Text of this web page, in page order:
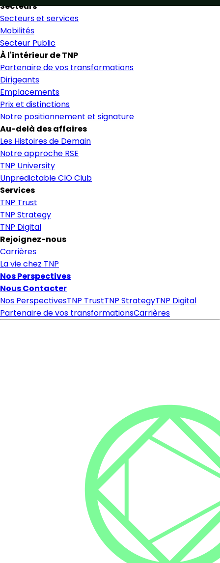
Secteurs
Secteurs et services
Mobilités
Secteur Public
À l'intérieur de TNP
Partenaire de vos transformations
Dirigeants
Emplacements
Prix et distinctions
Notre positionnement et signature
Au-delà des affaires
Les Histoires de Demain
Notre approche RSE
TNP University
Unpredictable CIO Club
Services
TNP Trust
TNP Strategy
TNP Digital
Rejoignez-nous
Carrières
La vie chez TNP
Nos Perspectives
Nous Contacter
Nos PerspectivesTNP TrustTNP StrategyTNP Digital
Partenaire de vos transformationsCarrières